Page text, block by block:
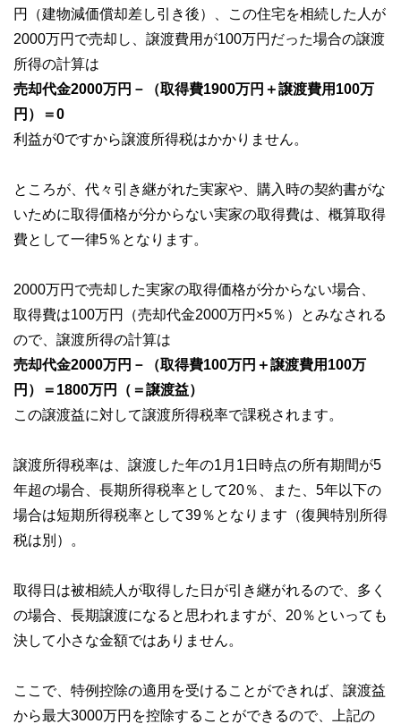
円（建物減価償却差し引き後）、この住宅を相続した人が
2000万円で売却し、譲渡費用が100万円だった場合の譲渡
所得の計算は
売却代金2000万円－（取得費1900万円＋譲渡費用100万
円）＝0
利益が0ですから譲渡所得税はかかりません。
ところが、代々引き継がれた実家や、購入時の契約書がな
いために取得価格が分からない実家の取得費は、概算取得
費として一律5％となります。
2000万円で売却した実家の取得価格が分からない場合、
取得費は100万円（売却代金2000万円×5％）とみなされる
ので、譲渡所得の計算は
売却代金2000万円－（取得費100万円＋譲渡費用100万
円）＝1800万円（＝譲渡益）
この譲渡益に対して譲渡所得税率で課税されます。
譲渡所得税率は、譲渡した年の1月1日時点の所有期間が5
年超の場合、長期所得税率として20％、また、5年以下の
場合は短期所得税率として39％となります（復興特別所得
税は別）。
取得日は被相続人が取得した日が引き継がれるので、多く
の場合、長期譲渡になると思われますが、20％といっても
決して小さな金額ではありません。
ここで、特例控除の適用を受けることができれば、譲渡益
から最大3000万円を控除することができるので、上記の